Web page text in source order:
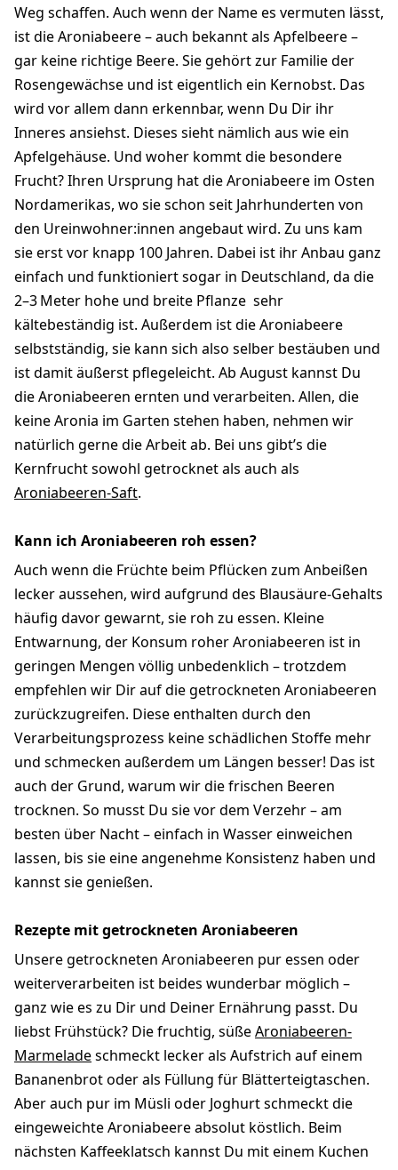
Weg schaffen. Auch wenn der Name es vermuten lässt,
ist die Aroniabeere – auch bekannt als Apfelbeere –
gar keine richtige Beere. Sie gehört zur Familie der
Rosengewächse und ist eigentlich ein Kernobst. Das
wird vor allem dann erkennbar, wenn Du Dir ihr
Inneres ansiehst. Dieses sieht nämlich aus wie ein
Apfelgehäuse. Und woher kommt die besondere
Frucht? Ihren Ursprung hat die Aroniabeere im Osten
Nordamerikas, wo sie schon seit Jahrhunderten von
den Ureinwohner:innen angebaut wird. Zu uns kam
sie erst vor knapp 100 Jahren. Dabei ist ihr Anbau ganz
einfach und funktioniert sogar in Deutschland, da die
2–3 Meter hohe und breite Pflanze sehr
kältebeständig ist. Außerdem ist die Aroniabeere
selbstständig, sie kann sich also selber bestäuben und
ist damit äußerst pflegeleicht. Ab August kannst Du
die Aroniabeeren ernten und verarbeiten. Allen, die
keine Aronia im Garten stehen haben, nehmen wir
natürlich gerne die Arbeit ab. Bei uns gibt’s die
Kernfrucht sowohl getrocknet als auch als
Aroniabeeren-Saft.
Kann ich Aroniabeeren roh essen?
Auch wenn die Früchte beim Pflücken zum Anbeißen
lecker aussehen, wird aufgrund des Blausäure-Gehalts
häufig davor gewarnt, sie roh zu essen. Kleine
Entwarnung, der Konsum roher Aroniabeeren ist in
geringen Mengen völlig unbedenklich – trotzdem
empfehlen wir Dir auf die getrockneten Aroniabeeren
zurückzugreifen. Diese enthalten durch den
Verarbeitungsprozess keine schädlichen Stoffe mehr
und schmecken außerdem um Längen besser! Das ist
auch der Grund, warum wir die frischen Beeren
trocknen. So musst Du sie vor dem Verzehr – am
besten über Nacht – einfach in Wasser einweichen
lassen, bis sie eine angenehme Konsistenz haben und
kannst sie genießen.
Rezepte mit getrockneten Aroniabeeren
Unsere getrockneten Aroniabeeren pur essen oder
weiterverarbeiten ist beides wunderbar möglich –
ganz wie es zu Dir und Deiner Ernährung passt. Du
liebst Frühstück? Die fruchtig, süßeAroniabeeren-
Marmeladeschmeckt lecker als Aufstrich auf einem
Bananenbrot oder als Füllung für Blätterteigtaschen.
Aber auch pur im Müsli oder Joghurt schmeckt die
eingeweichte Aroniabeere absolut köstlich. Beim
nächsten Kaffeeklatsch kannst Du mit einem Kuchen